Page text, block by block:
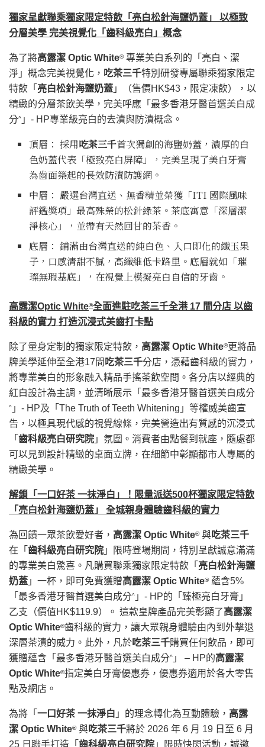
獨家呈獻聯乘獨家限定特飲「亮白松針海鹽奶蓋」 以極致
分層美學 完美視覺化「齒科級亮白」概念
為了將高露潔 Optic White®專業美白系列的「亮白、潔
淨」概念完美視覺化， 吃茶三千特別研發專屬聯乘獨家限定
特飲「 亮白松針海鹽奶蓋 」（售價HK$43，限定凍飲），以
精緻的分層茶飲美學，完美呼應「最多香港牙醫首選美白成
分^ 」- HP專業級亮白的去漬與防漬概念。
頂層： 採用吃茶三千首次獨創的海鹽奶蓋，濃厚的白
色奶蓋代表「極致亮白屏障」，完美呈現了美白牙膏
為齒面築起的長效防漬防護網。
中層： 嚴選台灣直送、無香精並榮獲「ITI 國際風味
評鑑獎項」最高殊榮的松針綠茶。茶底寓意「深層潔
淨核心」，並帶有天然回甘的茶香。
底層： 鋪滿由台灣直送的純白色、入口即化的纖玉果
子，口感清甜不膩，高纖維低卡路里。底層就如「璀
璨無瑕基底」，在視覺上模擬亮白自信的牙齒。
高露潔Optic White®全面進駐吃茶三千全港 17 間分店 以齒
科級的實力 打造沉浸式美齒打卡點
除了量身定制的獨家限定特飲， 高露潔 Optic White®更將品
牌美學延伸至全港17間 吃茶三千分店，憑藉齒科級的實力，
將專業美白的形象融入精品手搖茶飲空間。各分店以經典的
紅白設計為主調，並清晰展示「最多香港牙醫首選美白成分
^ 」- HP及「The Truth of Teeth Whitening」等權威美齒宣
告，以極具現代感的視覺線條，完美營造出有質感的沉浸式
「 齒科級亮白研究院 」氛圍。消費者由點餐到就座，隨處都
可以見到設計精緻的桌面立牌，在細節中彰顯都市人專屬的
精緻美學。
解鎖「一口好茶 一抹淨白」！限量派送500杯獨家限定特飲
「亮白松針海鹽奶蓋」 全城親身體驗齒科級的實力
為回饋一眾茶飲愛好者， 高露潔 Optic White®與吃茶三千
在「 齒科級亮白研究院 」限時登場期間，特別呈獻誠意滿滿
的專業美白驚喜。凡購買聯乘獨家限定特飲「 亮白松針海鹽
奶蓋 」一杯，即可免費獲贈高露潔 Optic White®蘊含5%
「最多香港牙醫首選美白成分^ 」- HP的「臻極亮白牙膏」
乙支（價值HK$119.9）。 這款皇牌產品完美彰顯了高露潔
Optic White®齒科級的實力，讓大眾親身體驗由內到外擊退
深層茶漬的威力。此外，凡於吃茶三千購買任何飲品，即可
獲贈蘊含「最多香港牙醫首選美白成分^ 」 – HP的高露潔
Optic White®指定美白牙膏優惠券，優惠券適用於各大零售
點及網店。
為將「 一口好茶 一抹淨白 」的理念轉化為互動體驗， 高露
潔 Optic White®與吃茶三千將於 2026 年 6 月 19 日至 6 月
25 日聯手打造「 齒科級亮白研究院 」限時快閃活動，誠邀